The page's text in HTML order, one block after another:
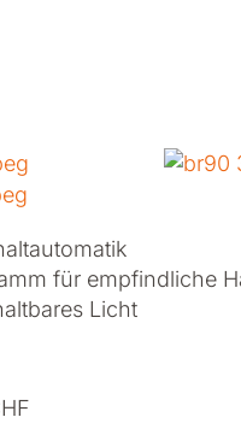
für empfindliche
Licht